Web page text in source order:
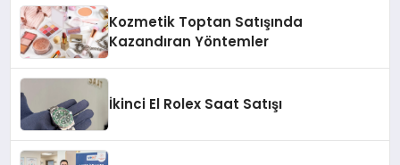
Kozmetik Toptan Satışında
Kazandıran Yöntemler
İkinci El Rolex Saat Satışı